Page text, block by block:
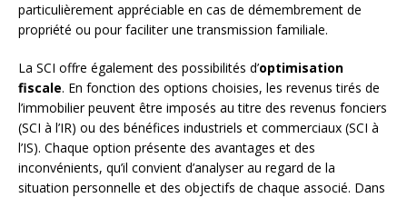
particulièrement appréciable en cas de démembrement de
propriété ou pour faciliter une transmission familiale.
La SCI offre également des possibilités d’optimisation
fiscale. En fonction des options choisies, les revenus tirés de
l’immobilier peuvent être imposés au titre des revenus fonciers
(SCI à l’IR) ou des bénéfices industriels et commerciaux (SCI à
l’IS). Chaque option présente des avantages et des
inconvénients, qu’il convient d’analyser au regard de la
situation personnelle et des objectifs de chaque associé. Dans